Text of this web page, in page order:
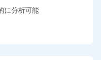
に分析可能